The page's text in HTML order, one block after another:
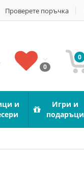
Проверете поръчка
0
0
и
Игри и
подаръци